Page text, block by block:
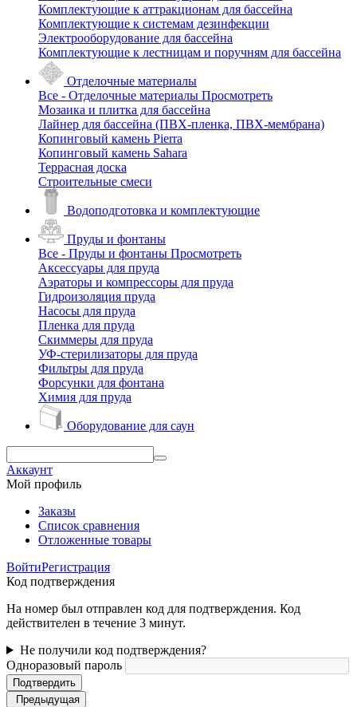
Комплектующие к аттракционам для бассейна
Комплектующие к системам дезинфекции
Электрооборудование для бассейна
Комплектующие к лестницам и поручням для бассейна
Отделочные материалы
Все - Отделочные материалы Просмотреть
Мозаика и плитка для бассейна
Лайнер для бассейна (ПВХ-пленка, ПВХ-мембрана)
Копинговый камень Pierra
Копинговый камень Sahara
Террасная доска
Строительные смеси
Водоподготовка и комплектующие
Пруды и фонтаны
Все - Пруды и фонтаны Просмотреть
Аксессуары для пруда
Аэраторы и компрессоры для пруда
Гидроизоляция пруда
Насосы для пруда
Пленка для пруда
Скиммеры для пруда
УФ-стерилизаторы для пруда
Фильтры для пруда
Форсунки для фонтана
Химия для пруда
Оборудование для саун
Аккаунт
Мой профиль
Заказы
Список сравнения
Отложенные товары
ВойтиРегистрация
Код подтверждения
На номер был отправлен код для подтверждения. Код
действителен в течение 3 минут.
Не получили код подтверждения?
Одноразовый пароль
Подтвердить
Предыдущая